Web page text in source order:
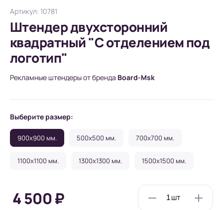
Артикул: 10781
Штендер двухсторонний
квадратный "С отделением под
логотип"
Рекламные штендеры от бренда Board-Msk
Выберите размер:
900x900 мм. 500x500 мм. 700x700 мм.
1100x1100 мм. 1300x1300 мм. 1500x1500 мм.
4 500 ₽